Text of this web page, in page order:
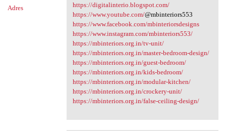
Adres
https://digitalinterio.blogspot.com/
https://www.youtube.com/@mbinteriors553
https://www.facebook.com/mbinteriorsdesigns
https://www.instagram.com/mbinteriors553/
https://mbinteriors.org.in/tv-unit/
https://mbinteriors.org.in/master-bedroom-design/
https://mbinteriors.org.in/guest-bedroom/
https://mbinteriors.org.in/kids-bedroom/
https://mbinteriors.org.in/modular-kitchen/
https://mbinteriors.org.in/crockery-unit/
https://mbinteriors.org.in/false-ceiling-design/